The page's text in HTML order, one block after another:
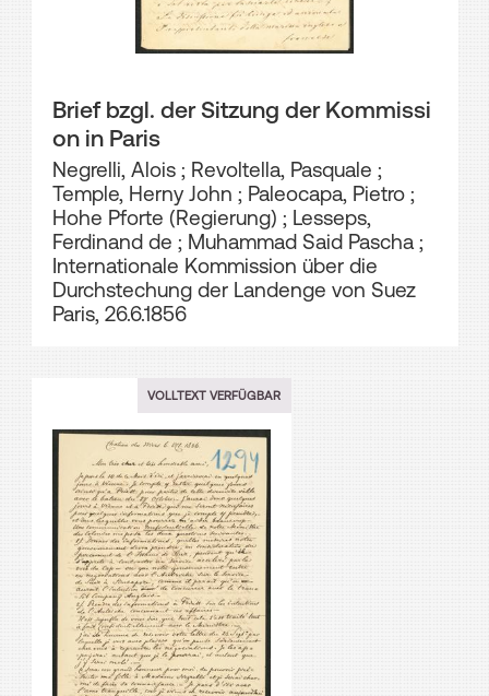
Brief bzgl. der Sitzung der Kommissi
on in Paris
Negrelli, Alois; Revoltella, Pasquale ;
Temple, Herny John ; Paleocapa, Pietro;
Hohe Pforte (Regierung) ; Lesseps,
Ferdinand de ; Muhammad Said Pascha;
Internationale Kommission über die
Durchstechung der Landenge von Suez
Paris, 26.6.1856
VOLLTEXT VERFÜGBAR